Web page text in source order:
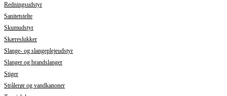
Redningsudstyr
Sanitetstelte
Skumudstyr
Skæreslukker
Slange- og slangeplejeudstyr
Slanger og brandslanger
Stiger
Strålerør og vandkanoner